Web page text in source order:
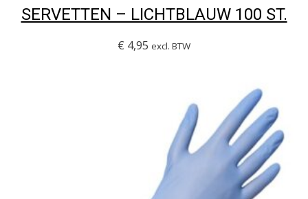
SERVETTEN – LICHTBLAUW 100 ST.
€ 4,95 excl. BTW